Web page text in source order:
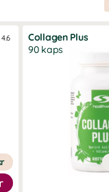
4.6
Collagen Plus
90 kaps